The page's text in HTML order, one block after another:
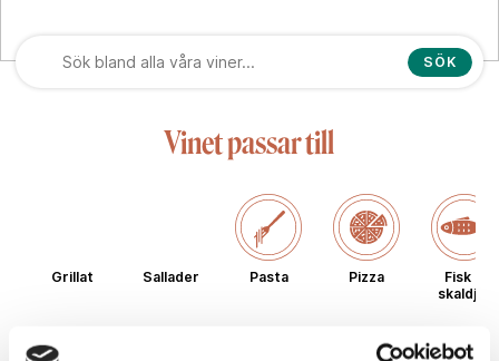
SÖK
Vinet passar till
Grillat Sallader Pasta Pizza
Fisk &
skaldjur